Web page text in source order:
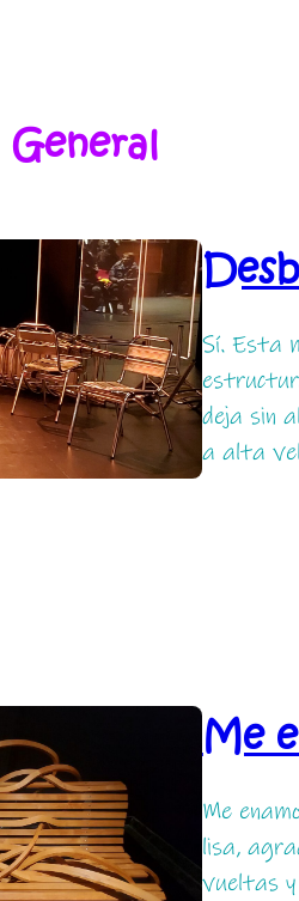
General
Sí. Esta
deja sin
a alta
Me
Me
lisa,
vueltas y